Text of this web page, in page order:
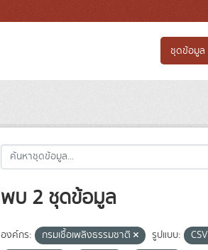
ชุดข้อมูล
พบ 2 ชุดข้อมูล
องค์กร: กรมเชื้อเพลิงธรรมชาติ รูปแบบ: CSV